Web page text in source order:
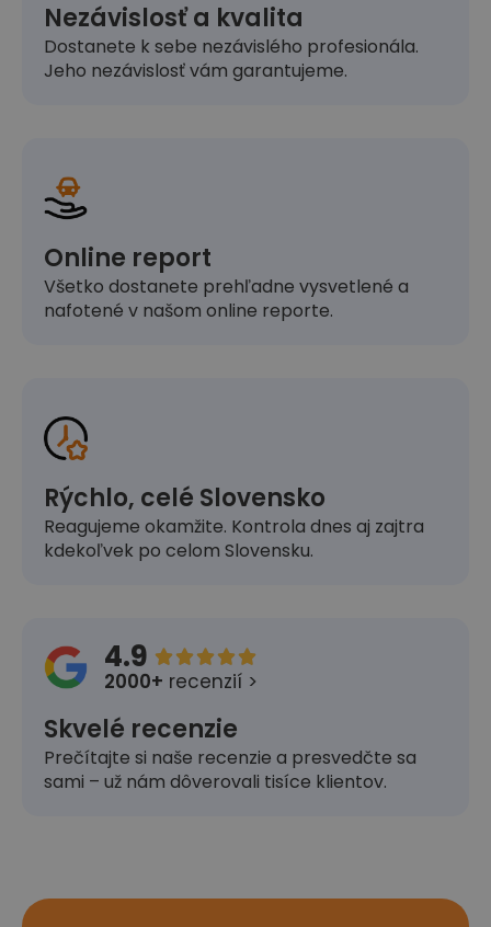
Nezávislosť a kvalita
Dostanete k sebe nezávislého profesionála.
Jeho nezávislosť vám garantujeme.
Online report
Všetko dostanete prehľadne vysvetlené a
nafotené v našom online reporte.
Rýchlo, celé Slovensko
Reagujeme okamžite. Kontrola dnes aj zajtra
kdekoľvek po celom Slovensku.
4.9 
2000+ recenzií >
Skvelé recenzie
Prečítajte si naše recenzie a presvedčte sa
sami – už nám dôverovali tisíce klientov.